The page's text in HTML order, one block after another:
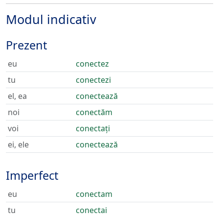
Modul indicativ
Prezent
eu
conectez
tu
conectezi
el, ea
conectează
noi
conectăm
voi
conectați
ei, ele
conectează
Imperfect
eu
conectam
tu
conectai